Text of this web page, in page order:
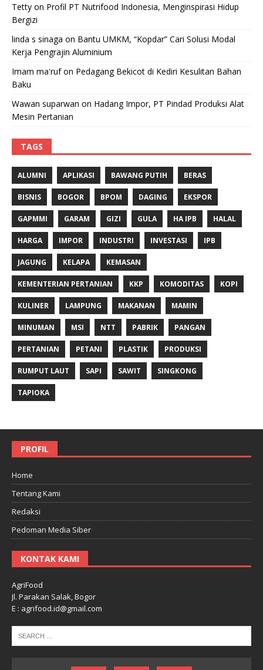
Tetty on Profil PT Nutrifood Indonesia, Menginspirasi Hidup
Bergizi
linda s sinaga on Bantu UMKM, “Kopdar” Cari Solusi Modal
Kerja Pengrajin Aluminium
Imam ma'rufon Pedagang Bekicot di Kediri Kesulitan Bahan
Baku
Wawan suparwan on Hadang Impor, PT Pindad Produksi Alat
Mesin Pertanian
TAGS
ALUMNI APLIKASI BAWANG PUTIH BERAS
BISNIS BOGOR BPOM DAGING EKSPOR
GAPMMI GARAM GIZI GULA HA IPB HALAL
HARGA IMPOR INDUSTRI INVESTASI IPB
JAGUNG KELAPA KEMASAN
KEMENTERIAN PERTANIAN KKP KOMODITAS KOPI
KULINER LAMPUNG MAKANAN MAMIN
MINUMAN MSI NTT PABRIK PANGAN
PERTANIAN PETANI PLASTIK PRODUKSI
RUMPUT LAUT SAPI SAWIT SINGKONG
TAPIOKA
PROFIL
Home
Tentang Kami
Redaksi
Pedoman Media Siber
KONTAK KAMI
AgriFood
Jl. Parakan Salak, Bogor
E : agrifood.id@gmail.com